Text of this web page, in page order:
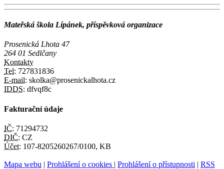
Mateřská škola Lípánek, příspěvková organizace
Prosenická Lhota 47
264 01 Sedlčany
Kontakty
Tel: 727831836
E-mail: skolka@prosenickalhota.cz
IDDS: dfvqf8c
Fakturační údaje
IČ: 71294732
DIČ: CZ
Účet: 107-8205260267/0100, KB
Mapa webu | Prohlášení o cookies | Prohlášení o přístupnosti | RSS